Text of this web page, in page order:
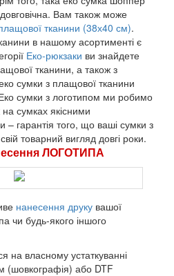
Вам також може
тканини (38х40 см).
в нашому асортименті є
Еко-рюкзаки ви знайдете
тканини, а також з
сумки з плащової тканини
сумки з логотипом ми робимо
сумках якісними
гарантія того, що ваші сумки з
товарний вигляд довгі роки.
ЛОГОТИПА
нанесення друку вашої
чи будь-якого іншого
на власному устаткуванні
(шовкографія) або DTF